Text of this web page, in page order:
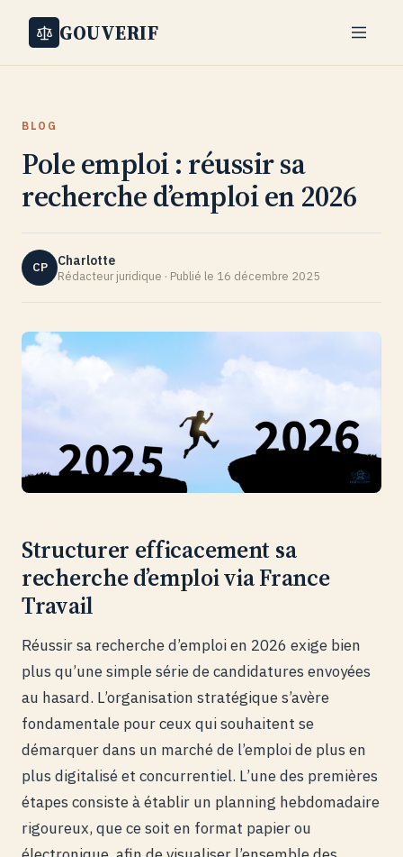
GOUVERIF
BLOG
Pole emploi : réussir sa
recherche d’emploi en 2026
CP Charlotte
Rédacteur juridique · Publié le 16 décembre 2025
Structurer efficacement sa
recherche d’emploi via France
Travail
Réussir sa recherche d’emploi en 2026 exige bien
plus qu’une simple série de candidatures envoyées
au hasard. L’organisation stratégique s’avère
fondamentale pour ceux qui souhaitent se
démarquer dans un marché de l’emploi de plus en
plus digitalisé et concurrentiel. L’une des premières
étapes consiste à établir un planning hebdomadaire
rigoureux, que ce soit en format papier ou